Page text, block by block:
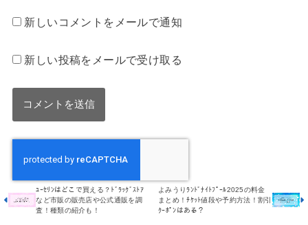
新しいコメントをメールで通知
新しい投稿をメールで受け取る
ﾕｰｾﾘﾝはどこで買える？ﾄﾞﾗｯｸﾞｽﾄｱ
など市販の販売店や公式通販を調
査！種類の紹介も！
よみうりﾗﾝﾄﾞﾅｲﾄﾌﾟｰﾙ2025の料金
まとめ！ﾁｹｯﾄ値段や予約方法！割引
ｸｰﾎﾟﾝはある？